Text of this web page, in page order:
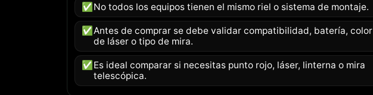
✅ No todos los equipos tienen el mismo riel o sistema de montaje.
✅Antes de comprar se debe validar compatibilidad, batería, color
de láser o tipo de mira.
✅ Es ideal comparar si necesitas punto rojo, láser, linterna o mira
telescópica.